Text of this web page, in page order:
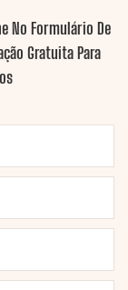
No Formulário De
Gratuita Para